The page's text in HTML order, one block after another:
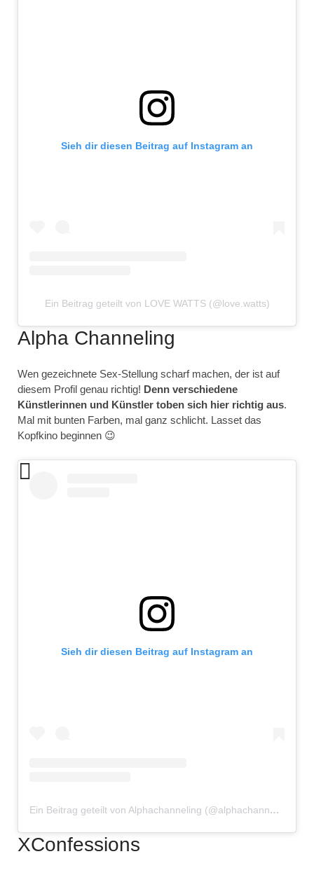
Sieh dir diesen Beitrag auf Instagram an
Ein Beitrag geteilt von LOVE WATTS (@love.watts)
Alpha Channeling
Wen gezeichnete Sex-Stellung scharf machen, der ist auf
diesem Profil genau richtig! Denn verschiedene
Künstlerinnen und Künstler toben sich hier richtig aus.
Mal mit bunten Farben, mal ganz schlicht. Lasset das
Kopfkino beginnen 😉
Sieh dir diesen Beitrag auf Instagram an
Ein Beitrag geteilt von Alphachanneling (@alphachanneling)
XConfessions